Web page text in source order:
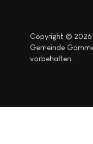
Copyright © 2026
Gemeinde
vorbehalten.